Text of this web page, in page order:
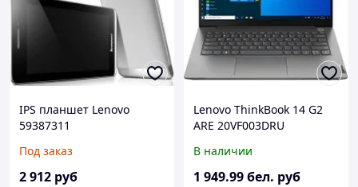
IPS планшет Lenovo
59387311
Под заказ
2 912 руб
Lenovo ThinkBook 14 G2
ARE 20VF003DRU
В наличии
1 949.99бел. руб